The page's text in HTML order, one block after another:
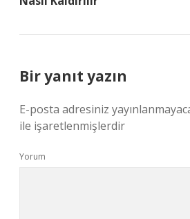
Bir yanıt yazın
E-posta adresiniz
ile işaretlenmişlerdir
Yorum